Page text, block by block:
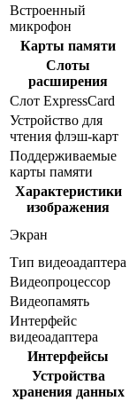
Встроенный
микрофон
Карты памяти
Слоты
расширения
Слот ExpressCard
Устройство для
чтения флэш-карт
Поддерживаемые
карты памяти
Характеристики
изображения
Экран
Тип видеоадаптера
Видеопроцессор
Видеопамять
Интерфейс
видеоадаптера
Интерфейсы
Устройства
хранения данных